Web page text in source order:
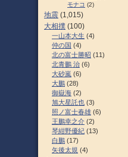
モナコ (2)
地震 (1,015)
大相撲 (100)
一山本大生 (4)
仲の国 (4)
北の富士勝昭 (11)
北青鵬 治 (6)
大砂嵐 (6)
大鵬 (28)
御嶽海 (2)
旭大星託也 (3)
照ノ富士春雄 (6)
王鵬幸之介 (2)
琴紺野優紀 (13)
白鵬 (17)
矢後太規 (4)